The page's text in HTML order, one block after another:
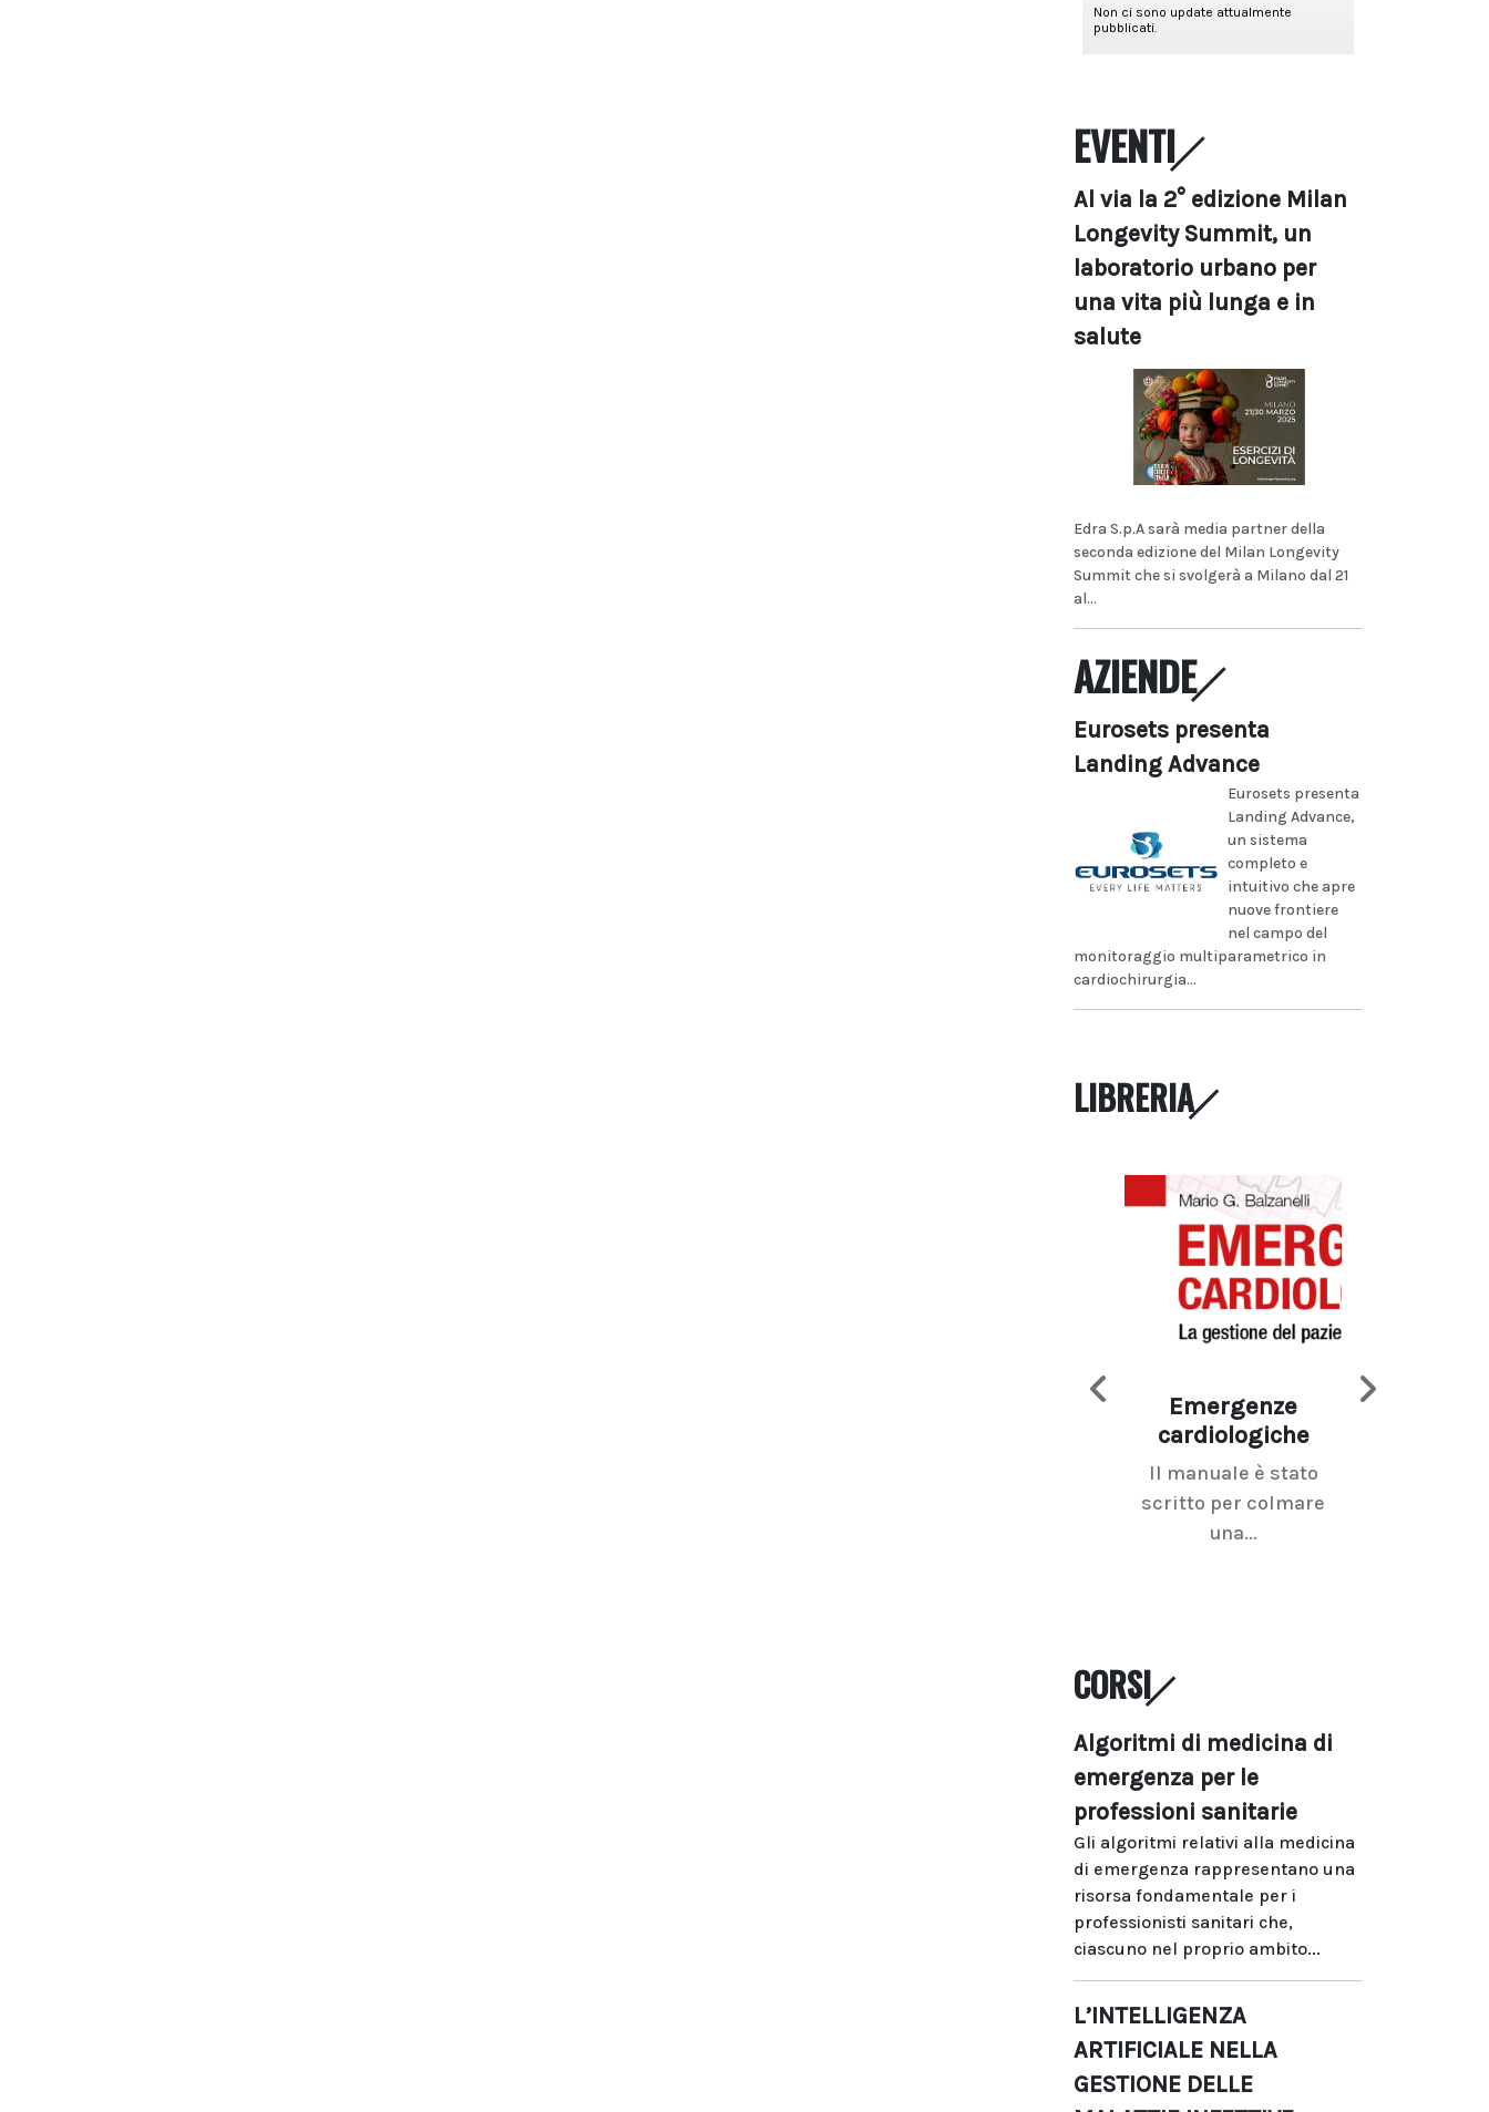
EVENTI
Al via la 2° edizione Milan
Longevity Summit, un
laboratorio urbano per
una vita più lunga e in
salute
Edra S.p.A sarà media partner della
seconda edizione del Milan Longevity
Summit che si svolgerà a Milano dal 21
al...
AZIENDE
Eurosets presenta
Landing Advance
Eurosets presenta
Landing Advance,
un sistema
completo e
intuitivo che apre
nuove frontiere
nel campo del
monitoraggio multiparametrico in
cardiochirurgia...
LIBRERIA
Emergenze
cardiologiche
Il manuale è stato
scritto per colmare
una...
CORSI
Algoritmi di medicina di
emergenza per le
professioni sanitarie
Gli algoritmi relativi alla medicina
di emergenza rappresentano una
risorsa fondamentale per i
professionisti sanitari che,
ciascuno nel proprio ambito...
L’INTELLIGENZA
ARTIFICIALE NELLA
GESTIONE DELLE